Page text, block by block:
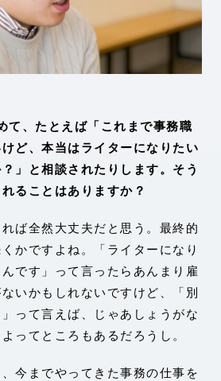
、たとえば「これまで事務職
ど、本当はライターになりたい
」と相談されたりします。そう
ることはありますか？
ば全然大丈夫だと思う。最終的
かですよね。「ライターになり
です」って言ったらあんまり雇
いかもしれないですけど、「別
って言えば、じゃあしょうがな
ってところもあるだろうし。
今までやってきた事務の仕事を